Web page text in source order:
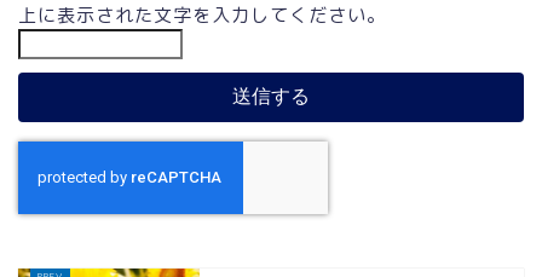
上に表示された文字を入力してください。